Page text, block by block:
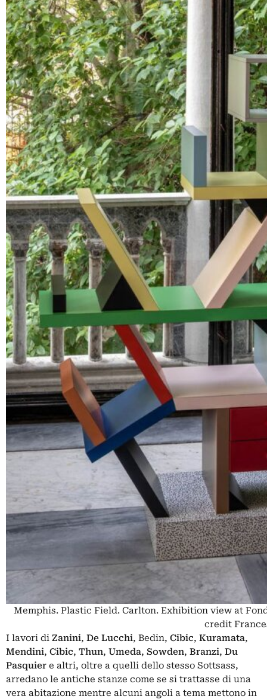
Memphis. Plastic Field. Carlton. Exhibition view at
credit
I lavori di Zanini, De Lucchi, Bedin, Cibic, Kuramata,
Mendini, Cibic, Thun, Umeda, Sowden, Branzi, Du
Pasquier e altri, oltre a quelli dello stesso Sottsass,
arredano le antiche stanze come se si trattasse di una
vera abitazione mentre alcuni angoli a tema mettono in